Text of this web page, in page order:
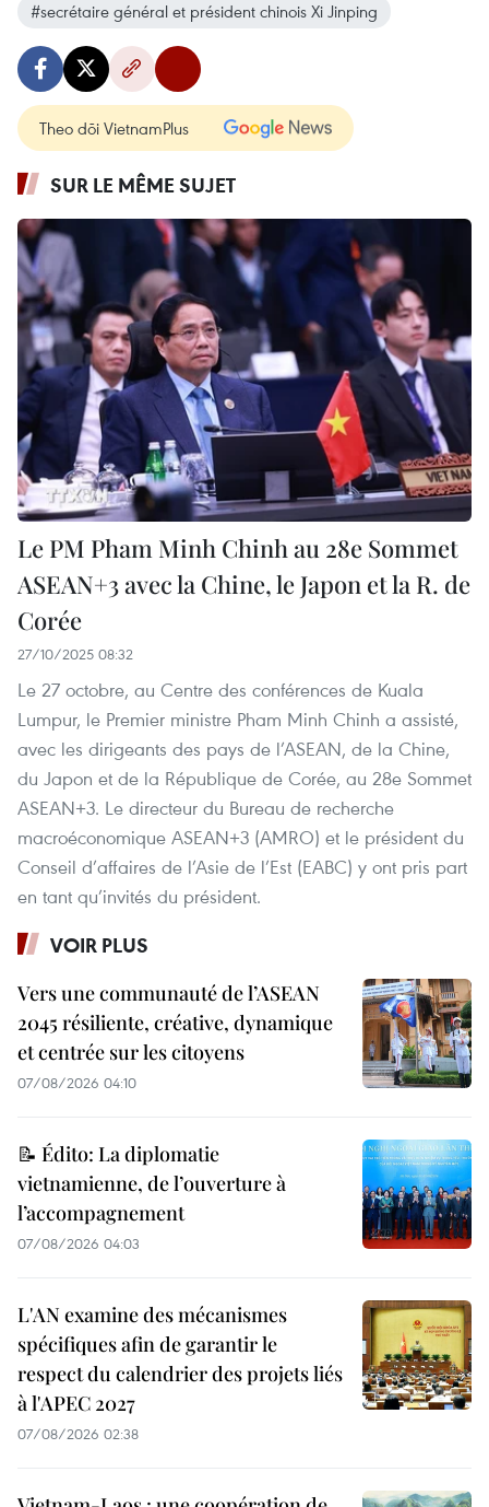
#secrétaire général et président chinois Xi Jinping
Theo dõi VietnamPlus
SUR LE MÊME SUJET
Le PM Pham Minh Chinh au 28e Sommet
ASEAN+3 avec la Chine, le Japon et la R. de
Corée
27/10/2025 08:32
Le 27 octobre, au Centre des conférences de Kuala
Lumpur, le Premier ministre Pham Minh Chinh a assisté,
avec les dirigeants des pays de l’ASEAN, de la Chine,
du Japon et de la République de Corée, au 28e Sommet
ASEAN+3. Le directeur du Bureau de recherche
macroéconomique ASEAN+3 (AMRO) et le président du
Conseil d’affaires de l’Asie de l’Est (EABC) y ont pris part
en tant qu’invités du président.
VOIR PLUS
Vers une communauté de l’ASEAN
2045 résiliente, créative, dynamique
et centrée sur les citoyens
07/08/2026 04:10
📝 Édito: La diplomatie
vietnamienne, de l’ouverture à
l’accompagnement
07/08/2026 04:03
L'AN examine des mécanismes
spécifiques afin de garantir le
respect du calendrier des projets liés
à l'APEC 2027
07/08/2026 02:38